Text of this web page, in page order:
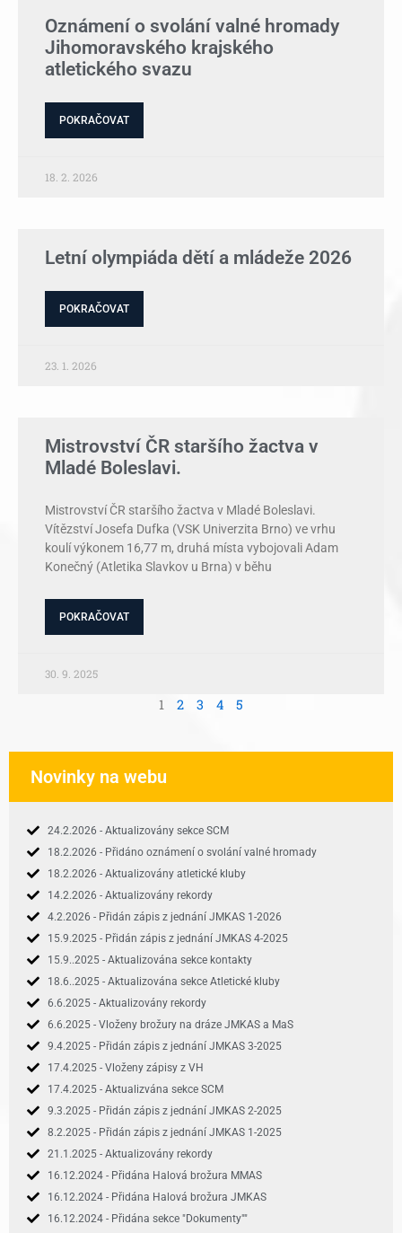
Oznámení o svolání valné hromady
Jihomoravského krajského
atletického svazu
POKRAČOVAT
18. 2. 2026
Letní olympiáda dětí a mládeže 2026
POKRAČOVAT
23. 1. 2026
Mistrovství ČR staršího žactva v
Mladé Boleslavi.
Mistrovství ČR staršího žactva v Mladé Boleslavi.
Vítězství Josefa Dufka (VSK Univerzita Brno) ve vrhu
koulí výkonem 16,77 m, druhá místa vybojovali Adam
Konečný (Atletika Slavkov u Brna) v běhu
POKRAČOVAT
30. 9. 2025
1 2 3 4 5
Novinky na webu
24.2.2026 - Aktualizovány sekce SCM
18.2.2026 - Přidáno oznámení o svolání valné hromady
18.2.2026 - Aktualizovány atletické kluby
14.2.2026 - Aktualizovány rekordy
4.2.2026 - Přidán zápis z jednání JMKAS 1-2026
15.9.2025 - Přidán zápis z jednání JMKAS 4-2025
15.9..2025 - Aktualizována sekce kontakty
18.6..2025 - Aktualizována sekce Atletické kluby
6.6.2025 - Aktualizovány rekordy
6.6.2025 - Vloženy brožury na dráze JMKAS a MaS
9.4.2025 - Přidán zápis z jednání JMKAS 3-2025
17.4.2025 - Vloženy zápisy z VH
17.4.2025 - Aktualizvána sekce SCM
9.3.2025 - Přidán zápis z jednání JMKAS 2-2025
8.2.2025 - Přidán zápis z jednání JMKAS 1-2025
21.1.2025 - Aktualizovány rekordy
16.12.2024 - Přidána Halová brožura MMAS
16.12.2024 - Přidána Halová brožura JMKAS
16.12.2024 - Přidána sekce "Dokumenty""